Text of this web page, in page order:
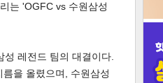
는 'OGFC vs 수원삼성
레전드 팀의 대결이다.
을 올렸으며, 수원삼성